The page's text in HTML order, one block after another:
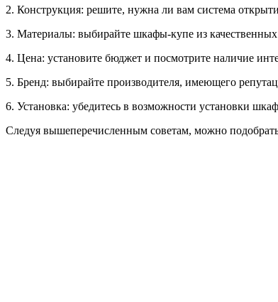
2. Конструкция: решите, нужна ли вам система
3. Материалы: выбирайте шкафы-купе из
4. Цена: установите бюджет и посмотрите наличие
5. Бренд: выбирайте производителя, имеющего
6. Установка: убедитесь в возможности установки
Следуя вышеперечисленным советам, можно